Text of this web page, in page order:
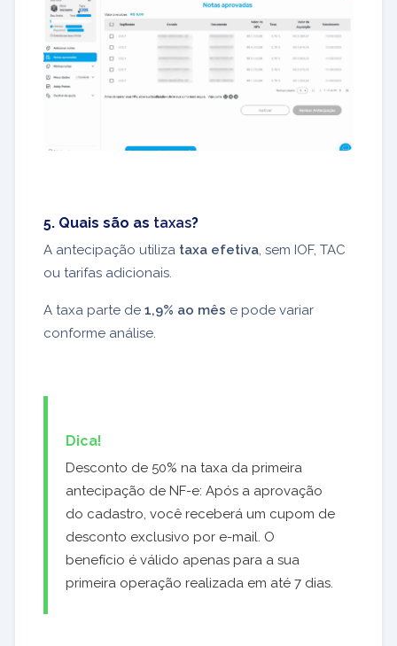
5. Quais são as taxas?
A antecipação utiliza taxa efetiva, sem IOF, TAC
ou tarifas adicionais.
A taxa parte de 1,9% ao mês e pode variar
conforme análise.
Dica!
Desconto de 50% na taxa da primeira
antecipação de NF-e: Após a aprovação
do cadastro, você receberá um cupom de
desconto exclusivo por e-mail. O
benefício é válido apenas para a sua
primeira operação realizada em até 7 dias.